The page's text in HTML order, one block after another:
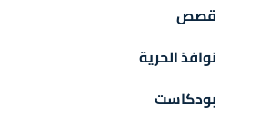
قصص
نوافذ الحرية
بودكاست